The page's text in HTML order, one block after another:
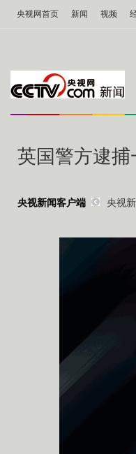
央视网首页 新闻 视频
英国警方逮捕
央视新闻客户端 央视